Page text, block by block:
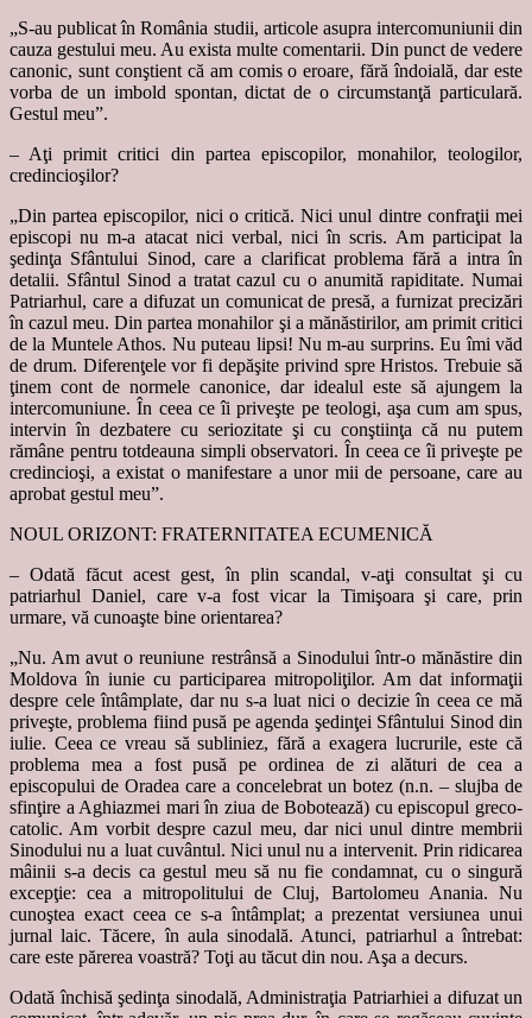
„S-au publicat în România studii, articole asupra intercomuniunii din
cauza gestului meu. Au exista multe comentarii. Din punct de vedere
canonic, sunt conştient că am comis o eroare, fără îndoială, dar este
vorba de un imbold spontan, dictat de o circumstanţă particulară.
Gestul meu”.
– Aţi primit critici din partea episcopilor, monahilor, teologilor,
credincioşilor?
„Din partea episcopilor, nici o critică. Nici unul dintre confraţii mei
episcopi nu m-a atacat nici verbal, nici în scris. Am participat la
şedinţa Sfântului Sinod, care a clarificat problema fără a intra în
detalii. Sfântul Sinod a tratat cazul cu o anumită rapiditate. Numai
Patriarhul, care a difuzat un comunicat de presă, a furnizat precizări
în cazul meu. Din partea monahilor şi a mănăstirilor, am primit critici
de la Muntele Athos. Nu puteau lipsi! Nu m-au surprins. Eu îmi văd
de drum. Diferenţele vor fi depăşite privind spre Hristos. Trebuie să
ţinem cont de normele canonice, dar idealul este să ajungem la
intercomuniune. În ceea ce îi priveşte pe teologi, aşa cum am spus,
intervin în dezbatere cu seriozitate şi cu conştiinţa că nu putem
rămâne pentru totdeauna simpli observatori. În ceea ce îi priveşte pe
credincioşi, a existat o manifestare a unor mii de persoane, care au
aprobat gestul meu”.
NOUL ORIZONT: FRATERNITATEA ECUMENICĂ
– Odată făcut acest gest, în plin scandal, v-aţi consultat şi cu
patriarhul Daniel, care v-a fost vicar la Timişoara şi care, prin
urmare, vă cunoaşte bine orientarea?
„Nu. Am avut o reuniune restrânsă a Sinodului într-o mănăstire din
Moldova în iunie cu participarea mitropoliţilor. Am dat informaţii
despre cele întâmplate, dar nu s-a luat nici o decizie în ceea ce mă
priveşte, problema fiind pusă pe agenda şedinţei Sfântului Sinod din
iulie. Ceea ce vreau să subliniez, fără a exagera lucrurile, este că
problema mea a fost pusă pe ordinea de zi alături de cea a
episcopului de Oradea care a concelebrat un botez (n.n. – slujba de
sfinţire a Aghiazmei mari în ziua de Bobotează) cu episcopul greco-
catolic. Am vorbit despre cazul meu, dar nici unul dintre membrii
Sinodului nu a luat cuvântul. Nici unul nu a intervenit. Prin ridicarea
mâinii s-a decis ca gestul meu să nu fie condamnat, cu o singură
excepţie: cea a mitropolitului de Cluj, Bartolomeu Anania. Nu
cunoştea exact ceea ce s-a întâmplat; a prezentat versiunea unui
jurnal laic. Tăcere, în aula sinodală. Atunci, patriarhul a întrebat:
care este părerea voastră? Toţi au tăcut din nou. Aşa a decurs.
Odată închisă şedinţa sinodală, Administraţia Patriarhiei a difuzat un